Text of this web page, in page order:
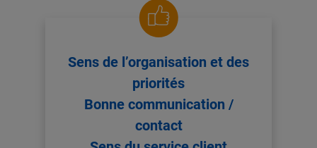
Sens de l’organisation et des
priorités
Bonne communication /
contact